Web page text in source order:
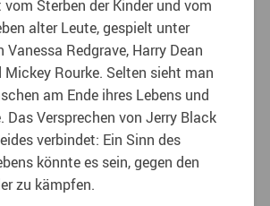
vom Sterben der Kinder und vom
alter Leute, gespielt unter
Vanessa Redgrave, Harry Dean
Rourke. Selten sieht man
am Ende ihres Lebens und
Das Versprechen von Jerry Black
verbindet: Ein Sinn des
könnte es sein, gegen den
zu kämpfen.